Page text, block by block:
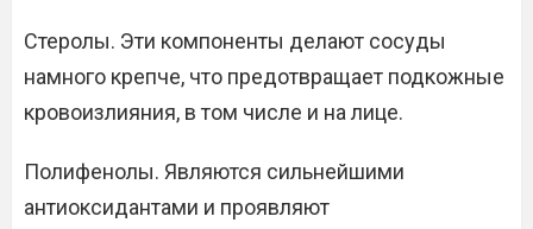
Стеролы. Эти компоненты делают сосуды
намного крепче, что предотвращает подкожные
кровоизлияния, в том числе и на лице.
Полифенолы. Являются сильнейшими
антиоксидантами и проявляют